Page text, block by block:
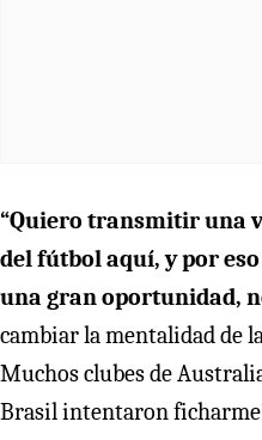
“Quiero transmitir una
del fútbol aquí, y por
una gran oportunidad,
cambiar la mentalidad de
Muchos clubes de
Brasil intentaron